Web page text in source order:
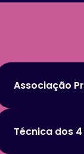
Associação
Técnica dos 4